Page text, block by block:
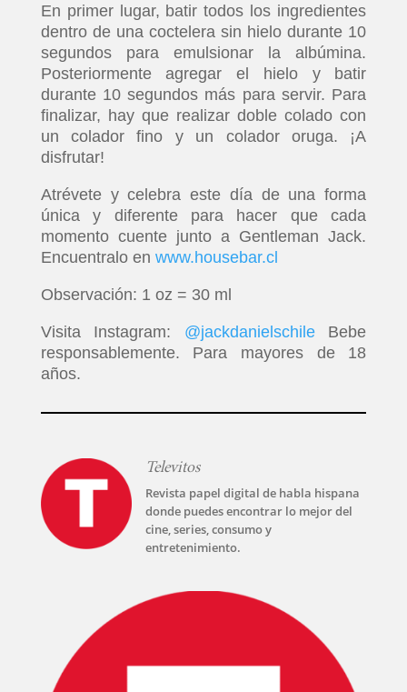
INICIO
PELICULAS
PLUS
En primer lugar, batir todos los ingredientes
dentro de una coctelera sin hielo durante 10
segundos para emulsionar la albúmina.
Posteriormente agregar el hielo y batir
durante 10 segundos más para servir. Para
finalizar, hay que realizar doble colado con
un colador fino y un colador oruga. ¡A
disfrutar!
Atrévete y celebra este día de una forma
única y diferente para hacer que cada
momento cuente junto a Gentleman Jack.
Encuentralo en www.housebar.cl
Observación: 1 oz = 30 ml
Visita Instagram: @jackdanielschileBebe
responsablemente. Para mayores de 18
años.
Televitos
Revista papel digital de habla hispana
donde puedes encontrar lo mejor del
cine, series, consumo y
entretenimiento.